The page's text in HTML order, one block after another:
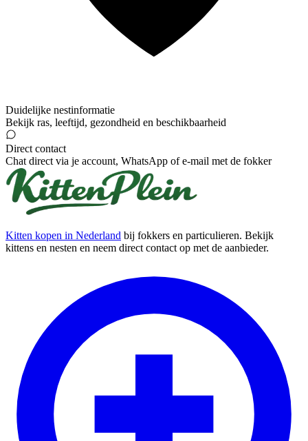
Duidelijke nestinformatie
Bekijk ras, leeftijd, gezondheid en beschikbaarheid
Direct contact
Chat direct via je account, WhatsApp of e-mail met de fokker
Kitten kopen in Nederland bij fokkers en particulieren. Bekijk
kittens en nesten en neem direct contact op met de aanbieder.